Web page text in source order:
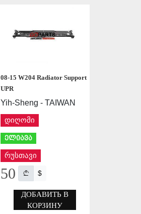
08-15 W204 Radiator Support
UPR
Yih-Sheng - TAIWAN
დიღომი
ელიავა
რუსთავი
50 $
ДОБАВИТЬ В
КОРЗИНУ